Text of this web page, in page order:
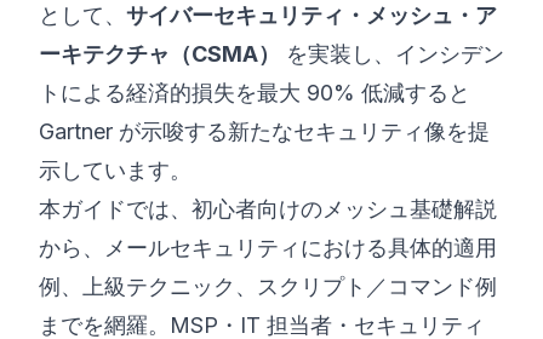
として、 サイバーセキュリティ・メッシュ・ア
ーキテクチャ（CSMA）
を実装し、インシデン
トによる経済的損失を最大 90% 低減すると
Gartner が示唆する新たなセキュリティ像を提
示しています。
本ガイドでは、初心者向けのメッシュ基礎解説
から、メールセキュリティにおける具体的適用
例、上級テクニック、スクリプト／コマンド例
までを網羅。MSP・IT 担当者・セキュリティ